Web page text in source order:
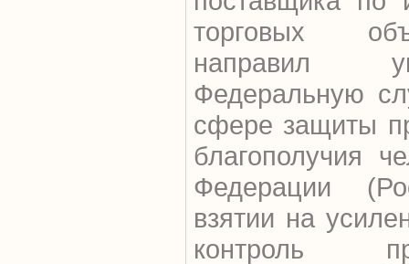
торговых
направил
Федеральную
сфере защиты
благополучия
Федерации
взятии на
контроль